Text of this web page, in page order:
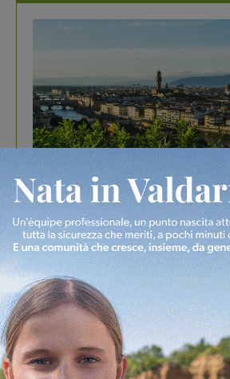
In vetrina
Gita di famiglia a Firenze: 5
divertire i tuoi figli